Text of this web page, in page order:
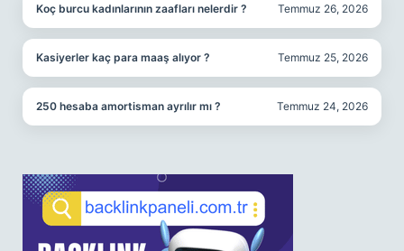
Koç burcu kadınlarının zaafları nelerdir ? Temmuz 26, 2026
Kasiyerler kaç para maaş alıyor ? Temmuz 25, 2026
250 hesaba amortisman ayrılır mı ? Temmuz 24, 2026